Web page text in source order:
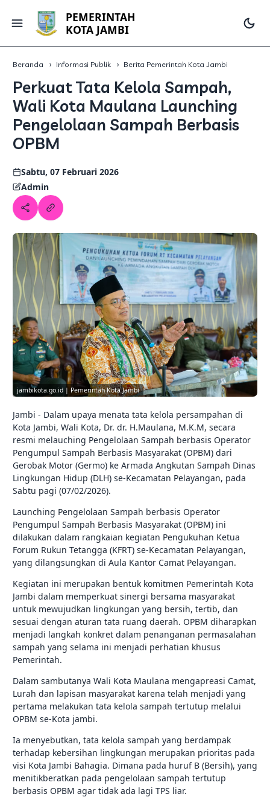
PEMERINTAH
KOTA JAMBI
Beranda Informasi Publik Berita Pemerintah Kota Jambi
Perkuat Tata Kelola Sampah,
Wali Kota Maulana Launching
Pengelolaan Sampah Berbasis
OPBM
Sabtu, 07 Februari 2026
Admin
jambikota.go.id | Pemerintah Kota Jambi
Jambi - Dalam upaya menata tata kelola persampahan di
Kota Jambi, Wali Kota, Dr. dr. H.Maulana, M.K.M, secara
resmi melauching Pengelolaan Sampah berbasis Operator
Pengumpul Sampah Berbasis Masyarakat (OPBM) dari
Gerobak Motor (Germo) ke Armada Angkutan Sampah Dinas
Lingkungan Hidup (DLH) se-Kecamatan Pelayangan, pada
Sabtu pagi (07/02/2026).
Launching Pengelolaan Sampah berbasis Operator
Pengumpul Sampah Berbasis Masyarakat (OPBM) ini
dilakukan dalam rangkaian kegiatan Pengukuhan Ketua
Forum Rukun Tetangga (KFRT) se-Kecamatan Pelayangan,
yang dilangsungkan di Aula Kantor Camat Pelayangan.
Kegiatan ini merupakan bentuk komitmen Pemerintah Kota
Jambi dalam memperkuat sinergi bersama masyarakat
untuk mewujudkan lingkungan yang bersih, tertib, dan
sesuai dengan aturan tata ruang daerah. OPBM diharapkan
menjadi langkah konkret dalam penanganan permasalahan
sampah yang selama ini menjadi perhatian khusus
Pemerintah.
Dalam sambutanya Wali Kota Maulana mengapreasi Camat,
Lurah dan lapisan masyarakat karena telah menjadi yang
pertama melakukan tata kelola sampah tertutup melalui
OPBM se-Kota jambi.
Ia menyebutkan, tata kelola sampah yang berdampak
terhadap kebersihan lingkungan merupakan prioritas pada
visi Kota Jambi Bahagia. Dimana pada huruf B (Bersih), yang
menitikberatkan pada pengelolaan sampah tertutup
berbasis OPBM agar tidak ada lagi TPS liar.